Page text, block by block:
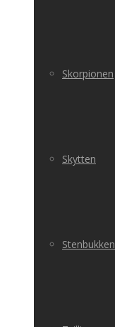
Skorpionen
Skytten
Stenbukken